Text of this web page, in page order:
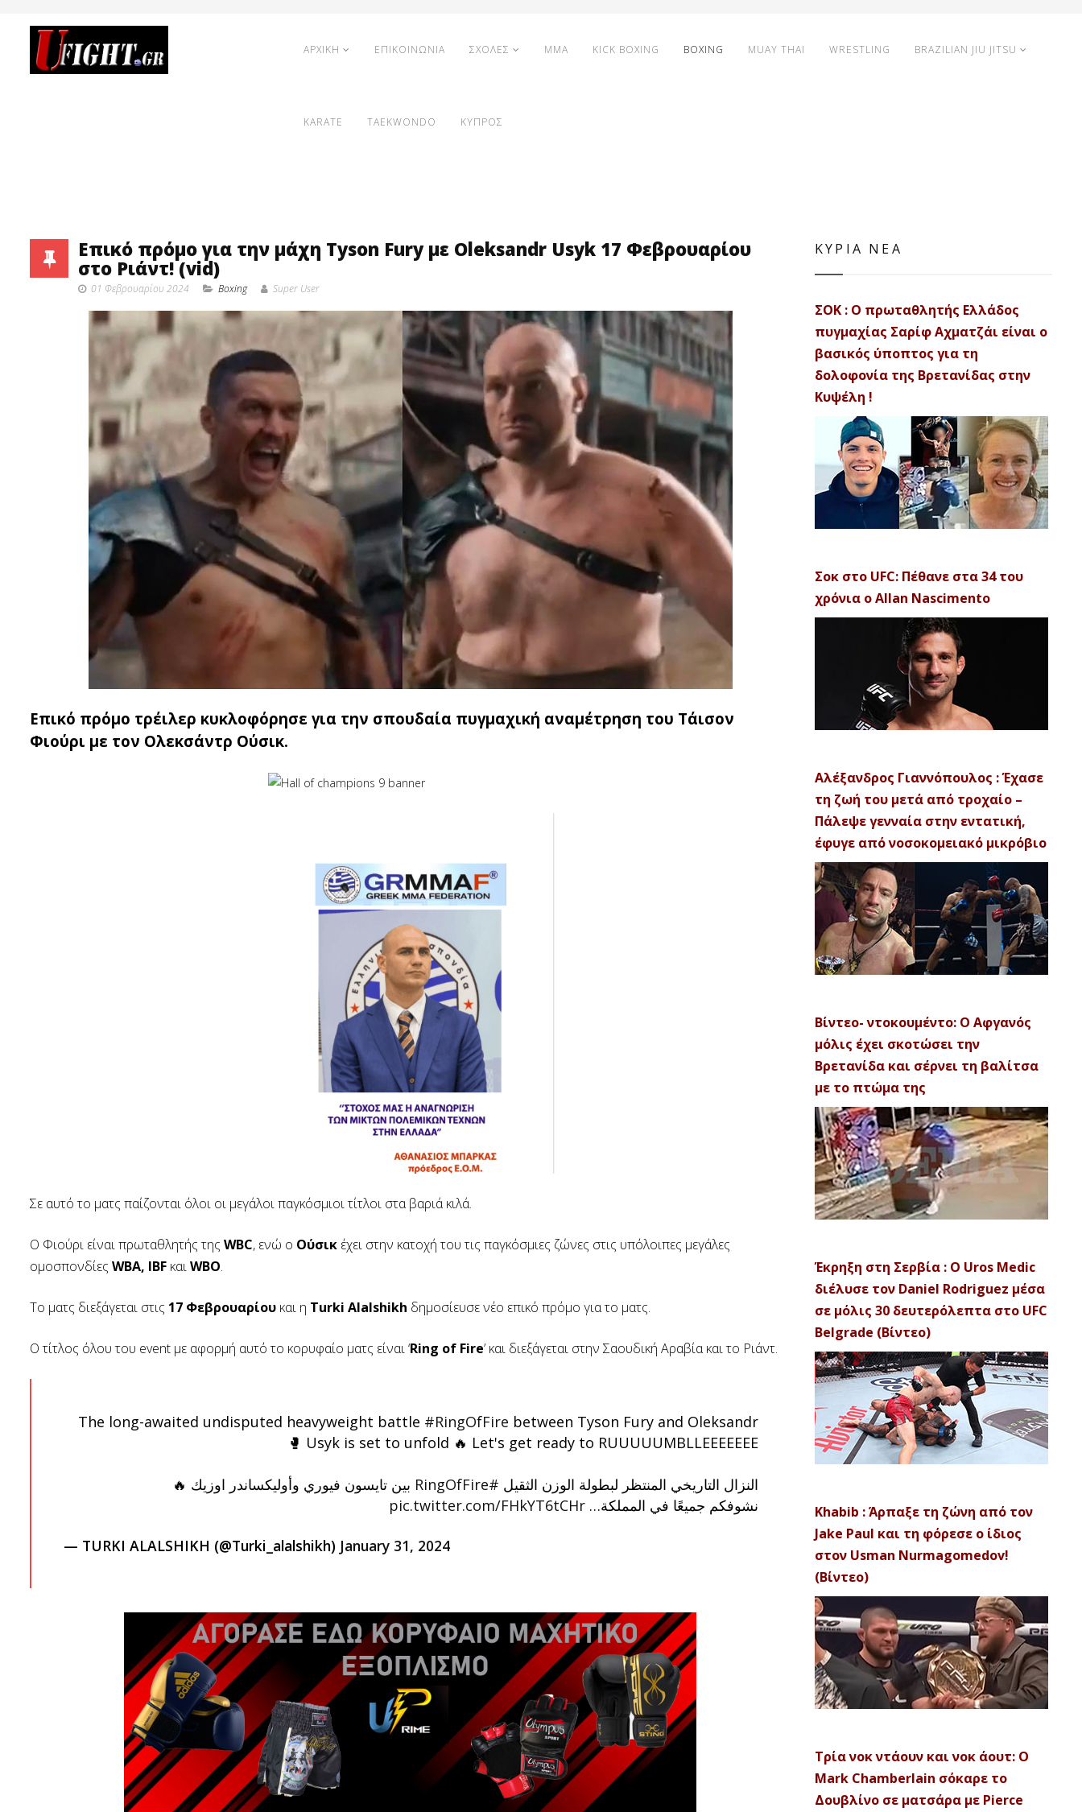
ΑΡΧΙΚΗ ΕΠΙΚΟΙΝΩΝΙΑ ΣΧΟΛΕΣ MMA KICK BOXING BOXING MUAY THAI WRESTLING BRAZILIAN JIU JITSU
KARATE TAEKWONDO ΚΥΠΡΟΣ
Επικό πρόμο για την μάχη Tyson Fury με Oleksandr Usyk 17 Φεβρουαρίου
στο Ριάντ! (vid)
01 Φεβρουαρίου 2024 Boxing Super User
Επικό πρόμο τρέιλερ κυκλοφόρησε για την σπουδαία πυγμαχική αναμέτρηση του Τάισον
Φιούρι με τον Ολεκσάντρ Ούσικ.
Σε αυτό το ματς παίζονται όλοι οι μεγάλοι παγκόσμιοι τίτλοι στα βαριά κιλά.
Ο Φιούρι είναι πρωταθλητής της WBC, ενώ ο Ούσικ έχει στην κατοχή του τις παγκόσμιες ζώνες στις υπόλοιπες μεγάλες
ομοσπονδίες WBA, IBF καιWBO.
Το ματς διεξάγεται στις 17 Φεβρουαρίου και η Turki Alalshikh δημοσίευσε νέο επικό πρόμο για το ματς.
Ο τίτλος όλου του event με αφορμή αυτό το κορυφαίο ματς είναι ‘Ring of Fire’ και διεξάγεται στην Σαουδική Αραβία και το Ριάντ.
The long-awaited undisputed heavyweight battle #RingOfFire between Tyson Fury and Oleksandr
Usyk is set to unfold 🔥 Let's get ready to RUUUUUMBLLEEEEEEE 🥊
النزال التاريخي المنتظر لبطولة الوزن الثقيل #RingOfFire
بين تايسون فيوري وأوليكساندر اوزيك 🔥
نشوفكم جميعًا في المملكة… pic.twitter.com/FHkYT6tCHr
— TURKI ALALSHIKH (@Turki_alalshikh) January 31, 2024
ΚΥΡΙΑ ΝΕΑ
ΣΟΚ : Ο πρωταθλητής Ελλάδος
πυγμαχίας Σαρίφ Αχματζάι είναι ο
βασικός ύποπτος για τη
δολοφονία της Βρετανίδας στην
Κυψέλη !
Σοκ στο UFC: Πέθανε στα 34 του
χρόνια ο Allan Nascimento
Αλέξανδρος Γιαννόπουλος : Έχασε
τη ζωή του μετά από τροχαίο –
Πάλεψε γενναία στην εντατική,
έφυγε από νοσοκομειακό μικρόβιο
Βίντεο- ντοκουμέντο: Ο Αφγανός
μόλις έχει σκοτώσει την
Βρετανίδα και σέρνει τη βαλίτσα
με το πτώμα της
Έκρηξη στη Σερβία : Ο Uros Medic
διέλυσε τον Daniel Rodriguez μέσα
σε μόλις 30 δευτερόλεπτα στο UFC
Belgrade (Βίντεο)
Khabib : Άρπαξε τη ζώνη από τον
Jake Paul και τη φόρεσε ο ίδιος
στον Usman Nurmagomedov!
(Βίντεο)
Τρία νοκ ντάουν και νοκ άουτ: Ο
Mark Chamberlain σόκαρε το
Δουβλίνο σε ματσάρα με Pierce